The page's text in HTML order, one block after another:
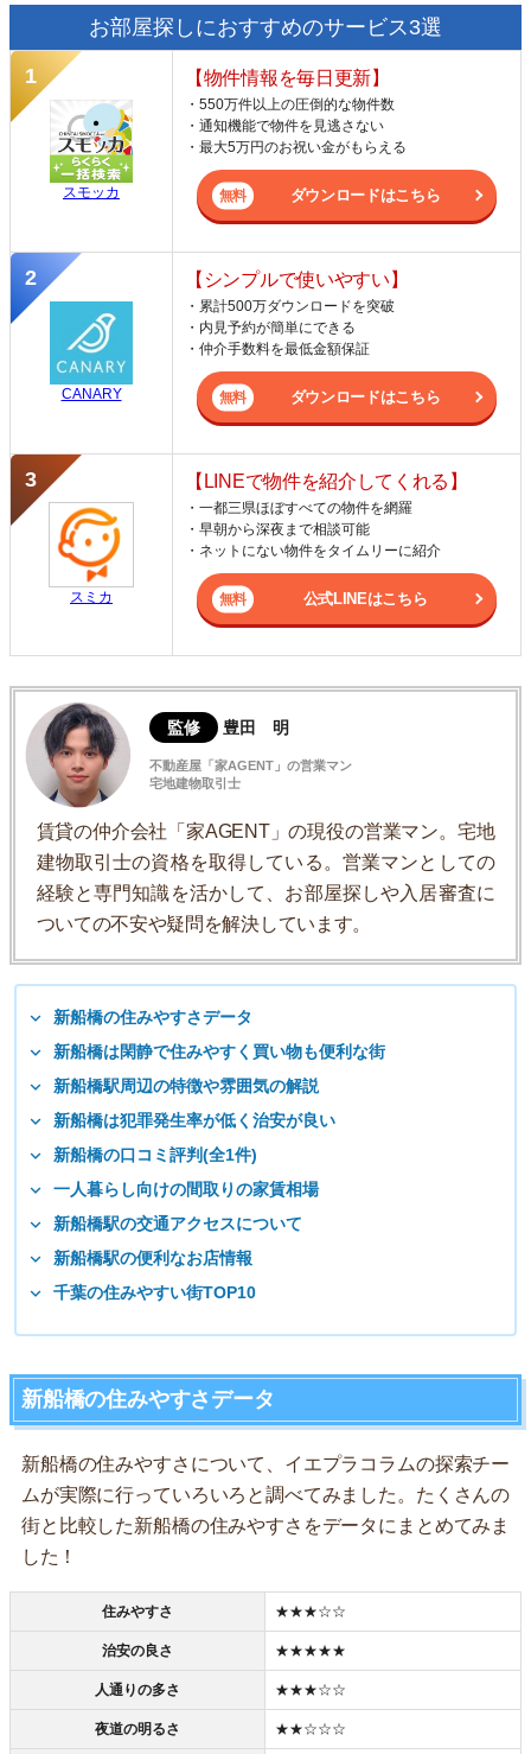
お部屋探しにおすすめのサービス3選
スモッカ
【物件情報を毎日更新】
・550万件以上の圧倒的な物件数
・通知機能で物件を見逃さない
・最大5万円のお祝い金がもらえる
ダウンロードはこちら
CANARY
【シンプルで使いやすい】
・累計500万ダウンロードを突破
・内見予約が簡単にできる
・仲介手数料を最低金額保証
ダウンロードはこちら
スミカ
【LINEで物件を紹介してくれる】
・一都三県ほぼすべての物件を網羅
・早朝から深夜まで相談可能
・ネットにない物件をタイムリーに紹介
公式LINEはこちら
監修 豊田 明
不動産屋「家AGENT」の営業マン
宅地建物取引士
賃貸の仲介会社「家AGENT」の現役の営業マン。宅地
建物取引士の資格を取得している。営業マンとしての
経験と専門知識を活かして、お部屋探しや入居審査に
ついての不安や疑問を解決しています。
新船橋の住みやすさデータ
新船橋は閑静で住みやすく買い物も便利な街
新船橋駅周辺の特徴や雰囲気の解説
新船橋は犯罪発生率が低く治安が良い
新船橋の口コミ評判(全1件)
一人暮らし向けの間取りの家賃相場
新船橋駅の交通アクセスについて
新船橋駅の便利なお店情報
千葉の住みやすい街TOP10
新船橋の住みやすさデータ
新船橋の住みやすさについて、イエプラコラムの探索チー
ムが実際に行っていろいろと調べてみました。たくさんの
街と比較した新船橋の住みやすさをデータにまとめてみま
した！
住みやすさ ★★★☆☆
治安の良さ ★★★★★
人通りの多さ ★★★☆☆
夜道の明るさ ★★☆☆☆